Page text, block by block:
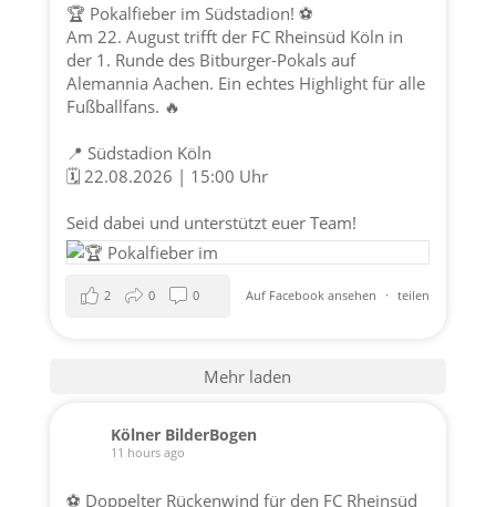
🏆 Pokalfieber im Südstadion! ⚽️
Am 22. August trifft der FC Rheinsüd Köln in
der 1. Runde des Bitburger-Pokals auf
Alemannia Aachen. Ein echtes Highlight für alle
Fußballfans. 🔥
📍 Südstadion Köln
🗓️ 22.08.2026 | 15:00 Uhr
Seid dabei und unterstützt euer Team!
Auf Facebook ansehen · teilen
2 0 0
Mehr laden
Kölner BilderBogen
11 hours ago
⚽ Doppelter Rückenwind für den FC Rheinsüd